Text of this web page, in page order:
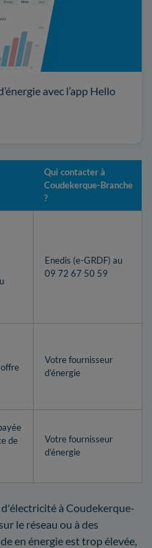
avec l’app Hello
Qui contacter à
Coudekerque-Branche
?
Enedis (e-GRDF) au
09 72 67 50 59
Votre fournisseur
d’énergie
de
Votre fournisseur
d’énergie
à Coudekerque-
le réseau ou à des
en énergie est trop élevée,